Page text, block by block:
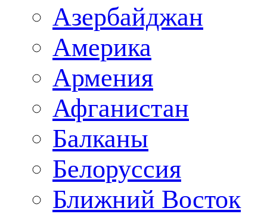
Азербайджан
Америка
Армения
Афганистан
Балканы
Белоруссия
Ближний Восток